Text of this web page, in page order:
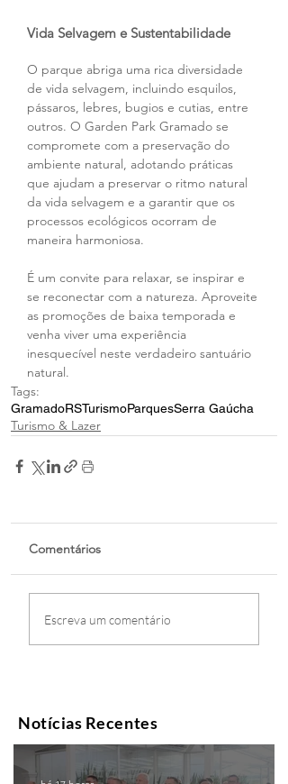
Vida Selvagem e Sustentabilidade
O parque abriga uma rica diversidade
de vida selvagem, incluindo esquilos,
pássaros, lebres, bugios e cutias, entre
outros. O Garden Park Gramado se
compromete com a preservação do
ambiente natural, adotando práticas
que ajudam a preservar o ritmo natural
da vida selvagem e a garantir que os
processos ecológicos ocorram de
maneira harmoniosa.
É um convite para relaxar, se inspirar e
se reconectar com a natureza. Aproveite
as promoções de baixa temporada e
venha viver uma experiência
inesquecível neste verdadeiro santuário
natural.
Tags:
GramadoRSTurismoParquesSerra Gaúcha
Turismo & Lazer
Comentários
Escreva um comentário
Notícias Recentes